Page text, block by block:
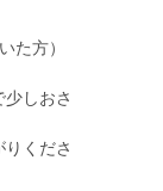
た方）
しおさ
くださ